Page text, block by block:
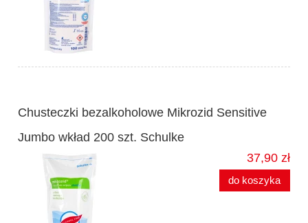
Chusteczki bezalkoholowe Mikrozid Sensitive
Jumbo wkład 200 szt. Schulke
37,90 zł
do koszyka